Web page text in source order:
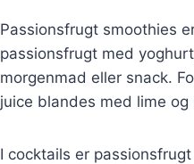
Passionsfrugt smoothies
passionsfrugt med
morgenmad eller snack.
juice blandes med lime
I cocktails er